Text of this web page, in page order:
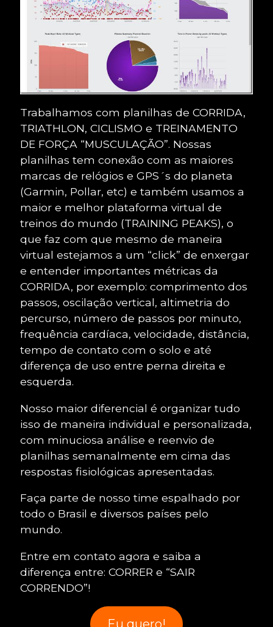
Trabalhamos com planilhas de CORRIDA,
TRIATHLON, CICLISMO e TREINAMENTO
DE FORÇA “MUSCULAÇÃO”. Nossas
planilhas tem conexão com as maiores
marcas de relógios e GPS´s do planeta
(Garmin, Pollar, etc) e também usamos a
maior e melhor plataforma virtual de
treinos do mundo (TRAINING PEAKS), o
que faz com que mesmo de maneira
virtual estejamos a um “click” de enxergar
e entender importantes métricas da
CORRIDA, por exemplo: comprimento dos
passos, oscilação vertical, altimetria do
percurso, número de passos por minuto,
frequência cardíaca, velocidade, distância,
tempo de contato com o solo e até
diferença de uso entre perna direita e
esquerda.
Nosso maior diferencial é organizar tudo
isso de maneira individual e personalizada,
com minuciosa análise e reenvio de
planilhas semanalmente em cima das
respostas fisiológicas apresentadas.
Faça parte de nosso time espalhado por
todo o Brasil e diversos países pelo
mundo.
Entre em contato agora e saiba a
diferença entre: CORRER e “SAIR
CORRENDO”!
Eu quero!